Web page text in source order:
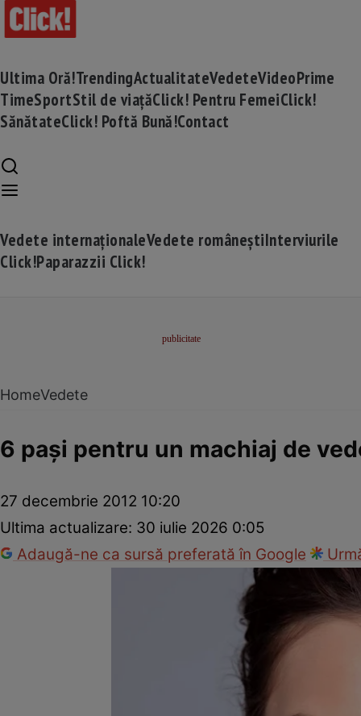
Ultima Oră!TrendingActualitateVedeteVideoPrime
TimeSportStil de viațăClick! Pentru FemeiClick!
SănătateClick! Poftă Bună!Contact
Vedete internaționaleVedete româneștiInterviurile
Click!Paparazzii Click!
HomeVedete
6 paşi pentru un machiaj de
27 decembrie 2012 10:20
Ultima actualizare: 30 iulie 2026 0:05
Adaugă-ne ca sursă preferată în Google